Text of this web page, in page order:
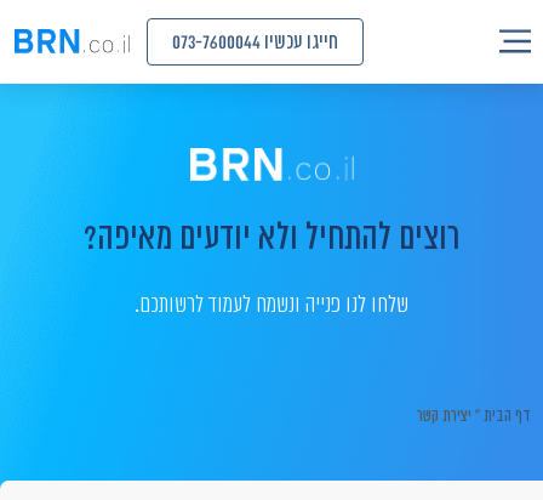
חייגו עכשיו 073-7600044
רוצים להתחיל ולא יודעים מאיפה?
שלחו לנו פנייה ונשמח לעמוד לרשותכם.
דף הבית » יצירת קשר